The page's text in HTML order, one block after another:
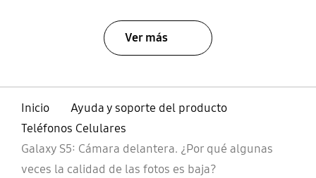
Ver más
Inicio
Ayuda y soporte del producto
Teléfonos Celulares
Galaxy S5: Cámara delantera. ¿Por qué algunas
veces la calidad de las fotos es baja?